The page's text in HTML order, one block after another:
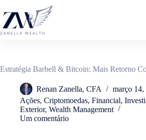
para
conteúdo
Estratégia Barbell & Bitcoin: Mais Retorno
Renan Zanella, CFA
março 14,
Ações, Criptomoedas, Financial,
Exterior, Wealth Management
Um comentário